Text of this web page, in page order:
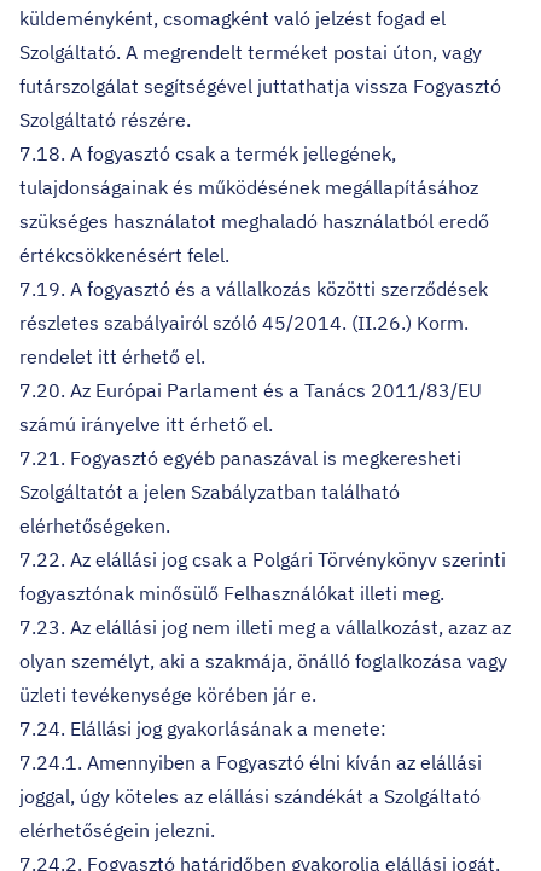
küldeményként, csomagként való jelzést fogad el
Szolgáltató. A megrendelt terméket postai úton, vagy
futárszolgálat segítségével juttathatja vissza Fogyasztó
Szolgáltató részére.
7.18. A fogyasztó csak a termék jellegének,
tulajdonságainak és működésének megállapításához
szükséges használatot meghaladó használatból eredő
értékcsökkenésért felel.
7.19. A fogyasztó és a vállalkozás közötti szerződések
részletes szabályairól szóló 45/2014. (II.26.) Korm.
rendelet itt érhető el.
7.20. Az Európai Parlament és a Tanács 2011/83/EU
számú irányelve itt érhető el.
7.21. Fogyasztó egyéb panaszával is megkeresheti
Szolgáltatót a jelen Szabályzatban található
elérhetőségeken.
7.22. Az elállási jog csak a Polgári Törvénykönyv szerinti
fogyasztónak minősülő Felhasználókat illeti meg.
7.23. Az elállási jog nem illeti meg a vállalkozást, azaz az
olyan személyt, aki a szakmája, önálló foglalkozása vagy
üzleti tevékenysége körében jár e.
7.24. Elállási jog gyakorlásának a menete:
7.24.1. Amennyiben a Fogyasztó élni kíván az elállási
joggal, úgy köteles az elállási szándékát a Szolgáltató
elérhetőségein jelezni.
7.24.2. Fogyasztó határidőben gyakorolja elállási jogát,